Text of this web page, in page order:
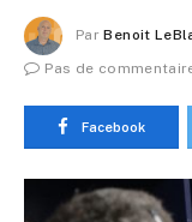
Par Benoit
Pas de
Facebook